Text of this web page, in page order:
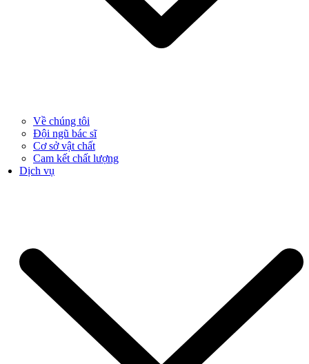
Về chúng tôi
Đội ngũ bác sĩ
Cơ sở vật chất
Cam kết chất lượng
Dịch vụ